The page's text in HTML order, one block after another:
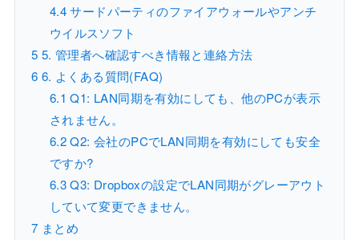
4.4サードパーティのファイアウォールやアンチ
ウイルスソフト
5 5. 管理者へ確認すべき情報と連絡方法
6 6. よくある質問(FAQ)
6.1 Q1: LAN同期を有効にしても、他のPCが表示
されません。
6.2Q2: 会社のPCでLAN同期を有効にしても安全
ですか?
6.3Q3: Dropboxの設定でLAN同期がグレーアウト
していて変更できません。
7 まとめ